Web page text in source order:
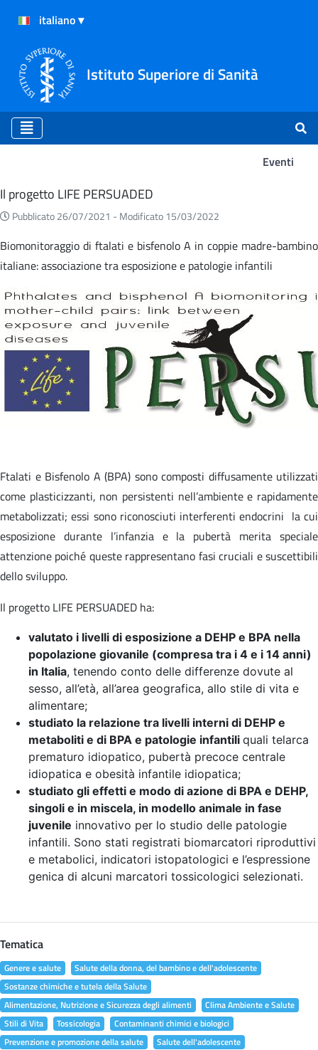
Istituto Superiore di Sanità
Eventi
Eventi
Il progetto LIFE PERSUADED
Pubblicato 26/07/2021 - Modificato 15/03/2022
Biomonitoraggio di ftalati e bisfenolo A in coppie madre-bambino
italiane: associazione tra esposizione e patologie infantili
Ftalati e Bisfenolo A (BPA) sono composti diffusamente utilizzati
come plasticizzanti, non persistenti nell’ambiente e rapidamente
metabolizzati; essi sono riconosciuti interferenti endocrini la cui
esposizione durante l’infanzia e la pubertà merita speciale
attenzione poiché queste rappresentano fasi cruciali e suscettibili
dello sviluppo.
Il progetto LIFE PERSUADED ha:
valutato i livelli di esposizione a DEHP e BPA nella
popolazione giovanile (compresa tra i 4 e i 14 anni)
in Italia, tenendo conto delle differenze dovute al
sesso, all’età, all’area geografica, allo stile di vita e
alimentare;
studiato la relazione tra livelli interni di DEHP e
metaboliti e di BPA e patologie infantili quali telarca
prematuro idiopatico, pubertà precoce centrale
idiopatica e obesità infantile idiopatica;
studiato gli effetti e modo di azione di BPA e DEHP,
singoli e in miscela, in modello animale in fase
juvenile innovativo per lo studio delle patologie
infantili. Sono stati registrati biomarcatori riproduttivi
e metabolici, indicatori istopatologici e l’espressione
genica di alcuni marcatori tossicologici selezionati.
Tematica
Genere e salute
Salute della donna, del bambino e dell'adolescente
Sostanze chimiche e tutela della Salute
Alimentazione, Nutrizione e Sicurezza degli alimenti
Clima Ambiente e Salute
Stili di Vita
Tossicologia
Contaminanti chimici e biologici
Prevenzione e promozione della salute
Salute dell'adolescente